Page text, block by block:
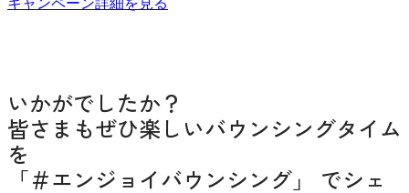
キャンペーン詳細を見る
で
開
き
す
いかがでしたか？
皆さまもぜひ楽しいバウンシングタイム
を
「＃エンジョイバウンシング」 でシェ